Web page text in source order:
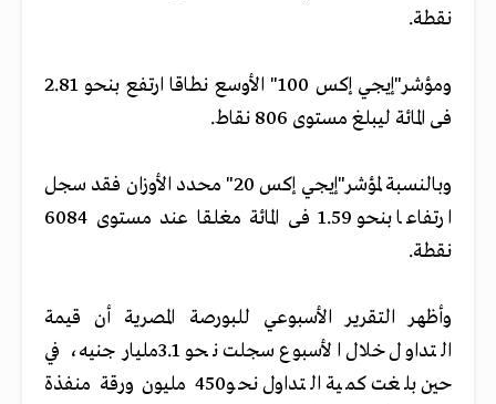
نقطة.
ومؤشر"إيجي إكس 100" الأوسع نطاقا ارتفع بنحو 2.81
فى المائة ليبلغ مستوى 806 نقاط.
وبالنسبة لمؤشر"إيجي إكس 20" محدد الأوزان فقد سجل
ارتفاعا بنحو 1.59 فى المائة مغلقا عند مستوى 6084
نقطة.
وأظهر التقرير الأسبوعي للبورصة المصرية أن قيمة
التداول خلال الأسبوع سجلت نحو 3.1مليار جنيه، في
حين بلغت كمية التداول نحو450 مليون ورقة منفذة